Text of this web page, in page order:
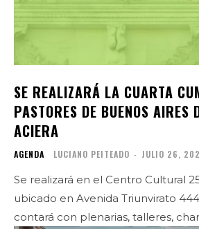
SE REALIZARÁ LA CUARTA
PASTORES DE BUENOS AIRES
ACIERA
AGENDA LUCIANO PEITEADO - JULIO 26,
Se realizará en el Centro Cultural
ubicado en Avenida Triunvirato
contará con plenarias, talleres,